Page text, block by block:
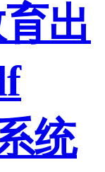
出
统